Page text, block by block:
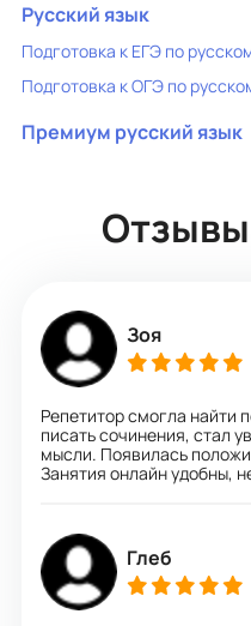
Русский язык
Подготовка к ЕГЭ по
Подготовка к ОГЭ по
Премиум русский язык
Зоя
Репетитор смогла найти
писать сочинения, стал
мысли. Появилась
Занятия онлайн удобны,
Глеб